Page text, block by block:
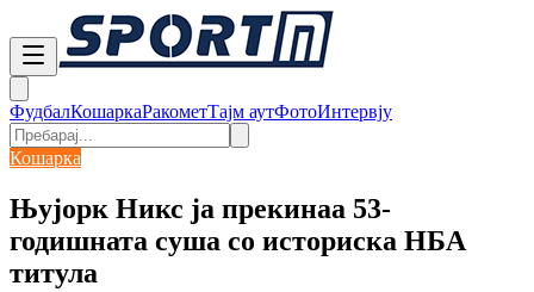
ФудбалКошаркаРакометТајм аутФотоИнтервју
Кошарка
Њујорк Никс ја прекинаа 53-
годишната суша со историска НБА
титула